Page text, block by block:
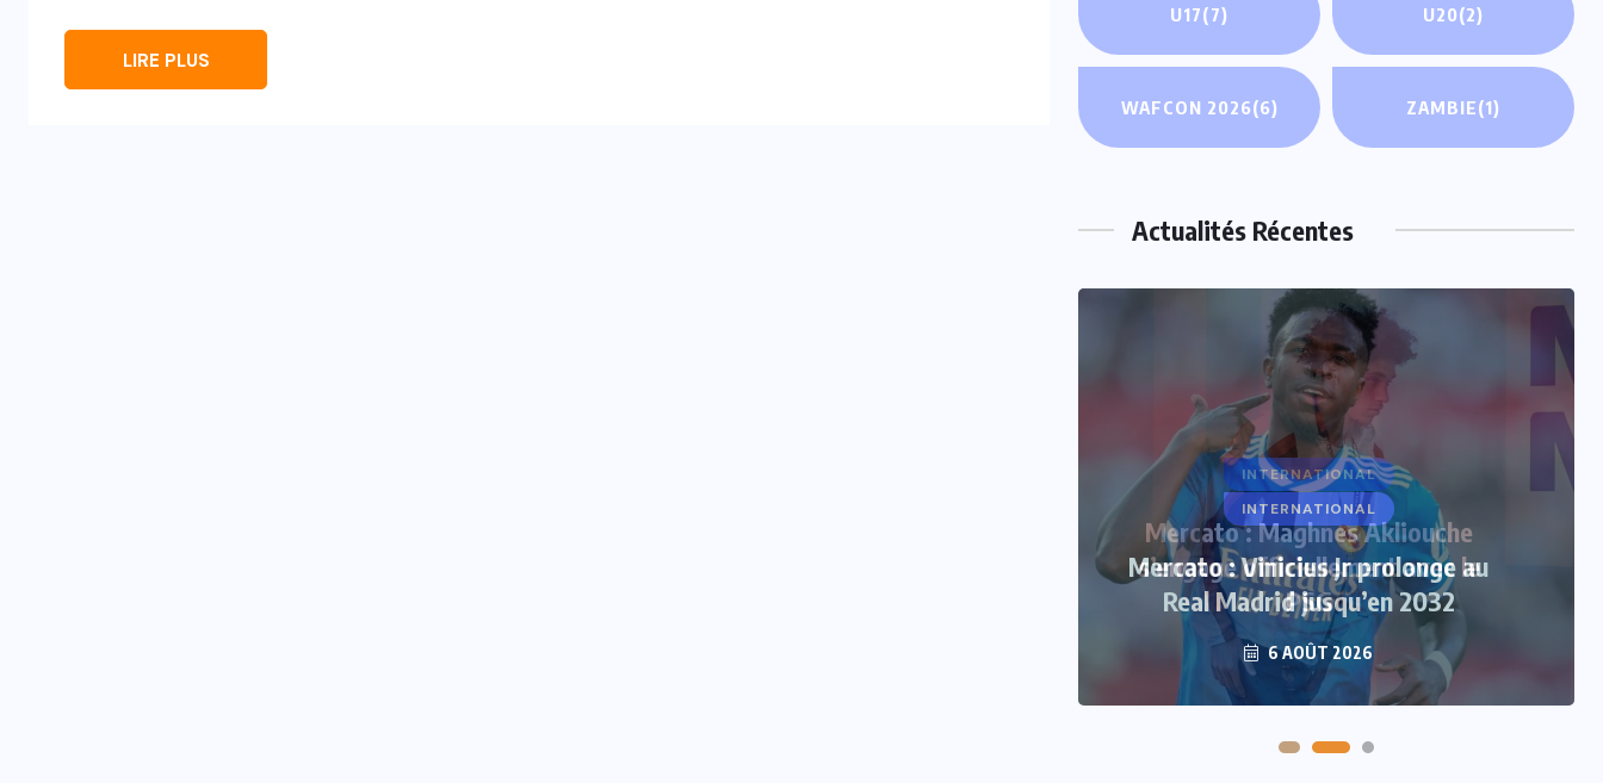
LIRE PLUS
U17(7) U20(2)
WAFCON 2026(6) ZAMBIE(1)
Actualités Récentes
INTERNATIONAL
Mercato : Maghnes Akliouche
s’engage officiellement avec le
PSG
6 AOÛT 2026